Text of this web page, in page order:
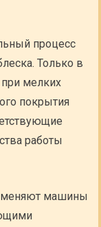
процесс
Только в
мелких
покрытия
работы
машины